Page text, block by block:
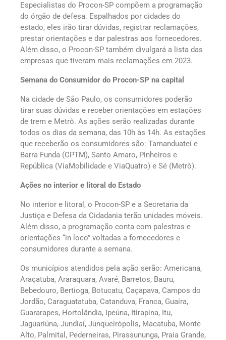
Especialistas do Procon-SP compõem a programação
do órgão de defesa. Espalhados por cidades do
estado, eles irão tirar dúvidas, registrar reclamações,
prestar orientações e dar palestras aos fornecedores.
Além disso, o Procon-SP também divulgará a lista das
empresas que tiveram mais reclamações em 2023.
Semana do Consumidor do Procon-SP na capital
Na cidade de São Paulo, os consumidores poderão
tirar suas dúvidas e receber orientações em estações
de trem e Metrô. As ações serão realizadas durante
todos os dias da semana, das 10h às 14h. As estações
que receberão os consumidores são: Tamanduateí e
Barra Funda (CPTM), Santo Amaro, Pinheiros e
República (ViaMobilidade e ViaQuatro) e Sé (Metrô).
Ações no interior e litoral do Estado
No interior e litoral, o Procon-SP e a Secretaria da
Justiça e Defesa da Cidadania terão unidades móveis.
Além disso, a programação conta com palestras e
orientações “in loco” voltadas a fornecedores e
consumidores durante a semana.
Os municípios atendidos pela ação serão: Americana,
Araçatuba, Araraquara, Avaré, Barretos, Bauru,
Bebedouro, Bertioga, Botucatu, Caçapava, Campos do
Jordão, Caraguatatuba, Catanduva, Franca, Guaíra,
Guararapes, Hortolândia, Ipeúna, Itirapina, Itu,
Jaguariúna, Jundiaí, Junqueirópolis, Macatuba, Monte
Alto, Palmital, Pederneiras, Pirassununga, Praia Grande,